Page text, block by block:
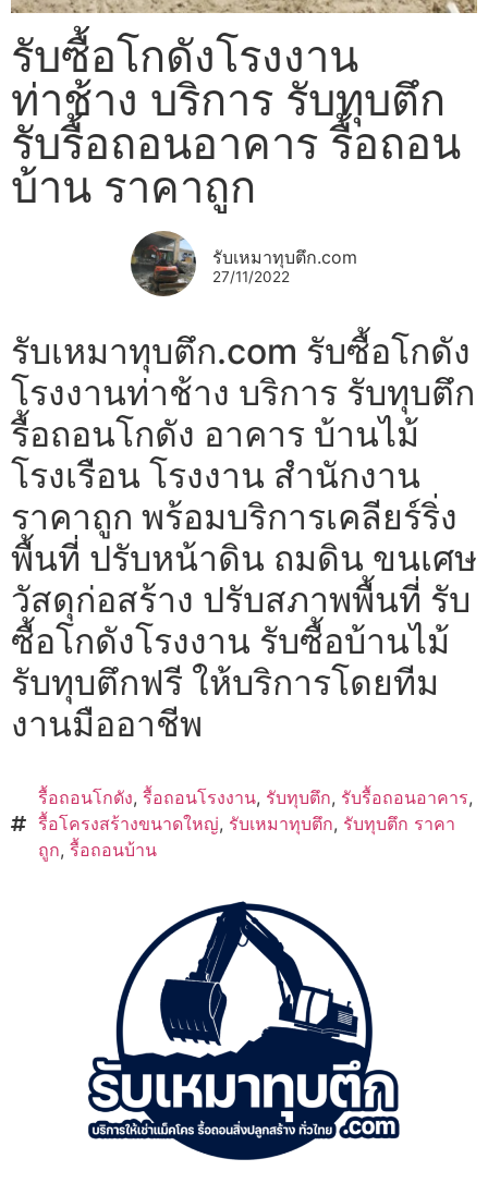
รับซื้อโกดังโรงงาน
ท่าช้าง บริการ รับทุบตึก
รับรื้อถอนอาคาร รื้อถอน
บ้าน ราคาถูก
รับเหมาทุบตึก.com
27/11/2022
รับเหมาทุบตึก.com รับซื้อโกดัง
โรงงานท่าช้าง บริการ รับทุบตึก
รื้อถอนโกดัง อาคาร บ้านไม้
โรงเรือน โรงงาน สำนักงาน
ราคาถูก พร้อมบริการเคลียร์ริ่ง
พื้นที่ ปรับหน้าดิน ถมดิน ขนเศษ
วัสดุก่อสร้าง ปรับสภาพพื้นที่ รับ
ซื้อโกดังโรงงาน รับซื้อบ้านไม้
รับทุบตึกฟรี ให้บริการโดยทีม
งานมืออาชีพ
รื้อถอนโกดัง, รื้อถอนโรงงาน, รับทุบตึก, รับรื้อถอนอาคาร,
รื้อโครงสร้างขนาดใหญ่, รับเหมาทุบตึก, รับทุบตึก ราคา
ถูก, รื้อถอนบ้าน